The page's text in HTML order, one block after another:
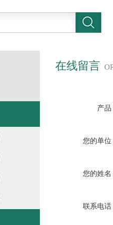
在线留言
产
您的单位
您的姓名
联系电话